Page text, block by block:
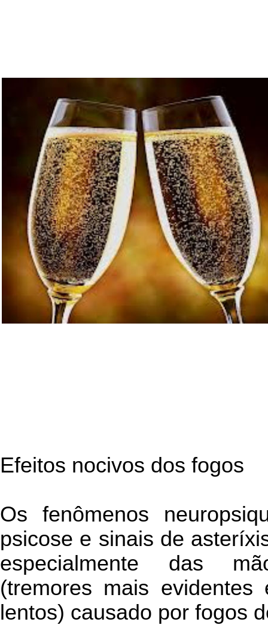
Efeitos nocivos dos fogos
Os fenômenos
psicose e sinais de
especialmente das
(tremores mais
lentos) causado por fogos